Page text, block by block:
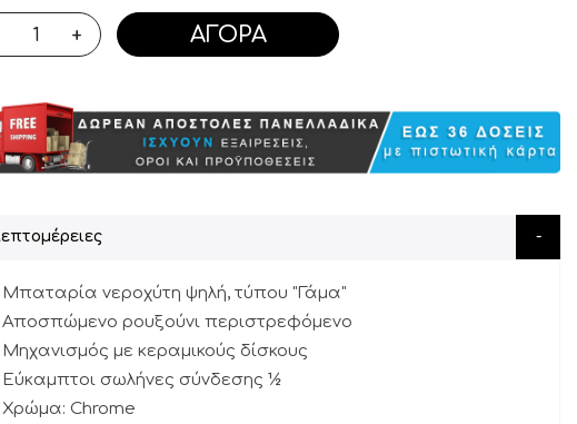
+ ΑΓΟΡΆ
Μπαταρία νεροχύτη ψηλή, τύπου "Γάμα"
Αποσπώμενο ρουξούνι περιστρεφόμενο
Μηχανισμός με κεραμικούς δίσκους
Εύκαμπτοι σωλήνες σύνδεσης ½
Χρώμα: Chrome